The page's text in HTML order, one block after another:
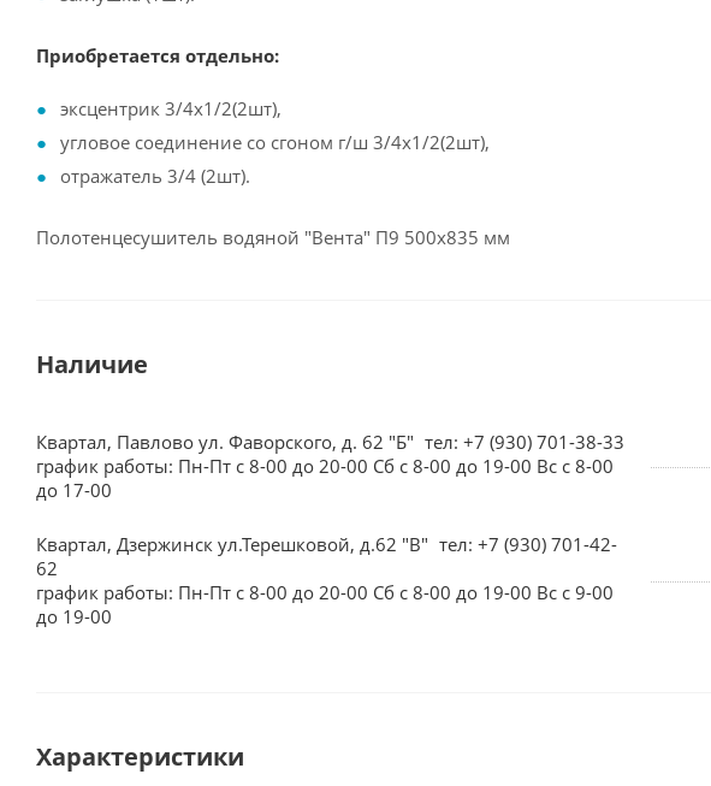
Приобретается отдельно:
эксцентрик 3/4х1/2(2шт),
угловое соединение со сгоном г/ш 3/4х1/2(2шт),
отражатель 3/4 (2шт).
Полотенцесушитель водяной "Вента" П9 500х835 мм
Наличие
Квартал, Павлово ул. Фаворского, д. 62 "Б" тел: +7 (930) 701-38-33
график работы: Пн-Пт с 8-00 до 20-00 Сб с 8-00 до 19-00 Вс с 8-00
до 17-00
Квартал, Дзержинск ул.Терешковой, д.62 "В" тел: +7 (930) 701-42-
62
график работы: Пн-Пт с 8-00 до 20-00 Сб с 8-00 до 19-00 Вс с 9-00
до 19-00
Характеристики